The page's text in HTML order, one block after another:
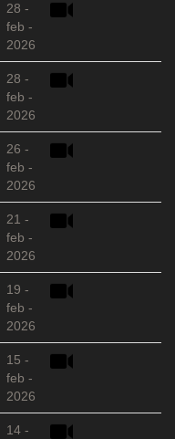
28 -
feb -
2026
28 -
feb -
2026
26 -
feb -
2026
21 -
feb -
2026
19 -
feb -
2026
15 -
feb -
2026
14 -